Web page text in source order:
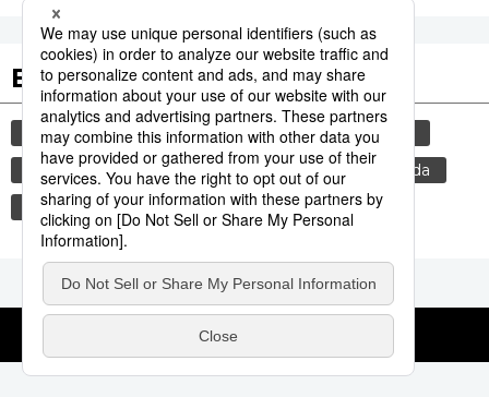
Etiquetas destacadas
cultura vida costumbres
tradiciones
cortesía
genkan gastronomía
comida
sociedad
jiji press